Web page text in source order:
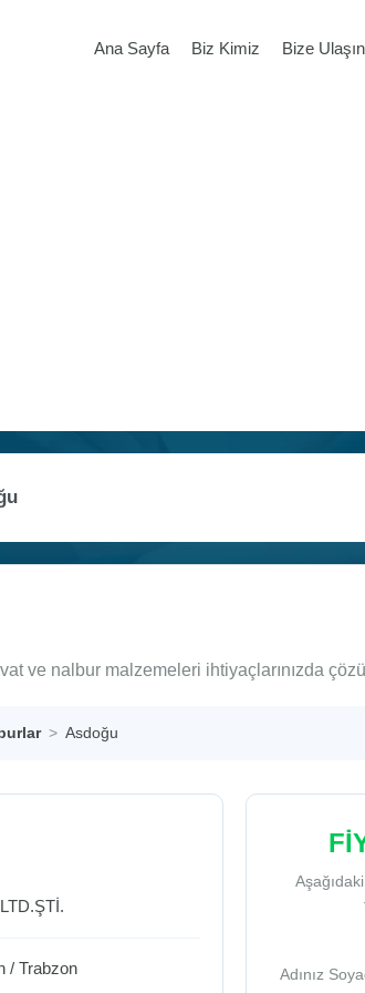
Ana Sayfa Biz Kimiz Bize Ulaşın
ve nalbur malzemeleri ihtiyaçlarınızda
Asdoğu
/Trabzon Adınız